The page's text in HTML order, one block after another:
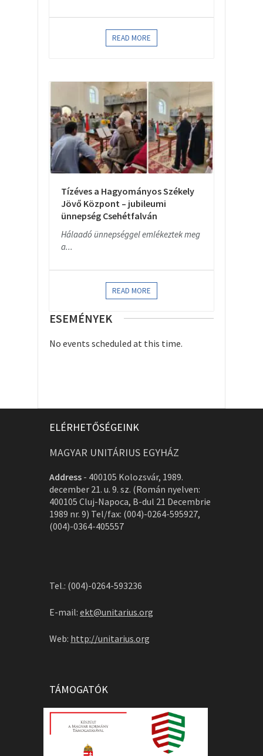
READ MORE
Tízéves a Hagyományos Székely
Jövő Központ – jubileumi
ünnepség Csehétfalván
Hálaadó ünnepséggel emlékeztek meg
a...
READ MORE
ESEMÉNYEK
No events scheduled at this time.
ELÉRHETŐSÉGEINK
MAGYAR UNITÁRIUS EGYHÁZ
Address - 400105 Kolozsvár, 1989.
december 21. u. 9. sz. (Román nyelven:
400105 Cluj-Napoca, B-dul 21 Decembrie
1989 nr. 9) Tel/fax: (004)-0264-595927,
(004)-0364-405557
Tel.: (004)-0264-593236
E-mail: ekt@unitarius.org
Web: http://unitarius.org
TÁMOGATÓK